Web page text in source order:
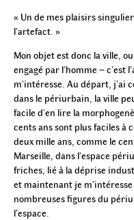
« Un de mes plaisirs
l’artefact. »
Mon objet est donc la ville,
engagé par l’homme –
m’intéresse. Au départ, j’ai
dans le périurbain, la ville
facile d’en lire la
cents ans sont plus faciles à
deux mille ans, comme le
Marseille, dans l’espace
friches, lié à la déprise
et maintenant je
nombreuses figures du
l’espace.